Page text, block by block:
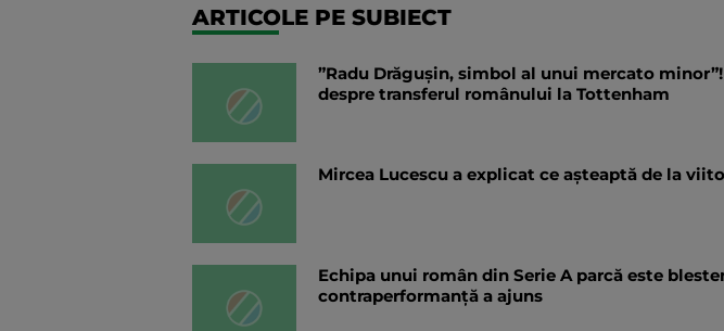
ARTICOLE PE SUBIECT
”Radu Drăgușin, simbol al unui mercato
despre transferul românului la Tottenham
Mircea Lucescu a explicat ce așteaptă de la
Echipa unui român din Serie A parcă este
contraperformanță a ajuns